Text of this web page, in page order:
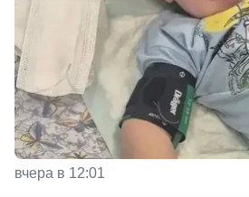
вчера в 12:01